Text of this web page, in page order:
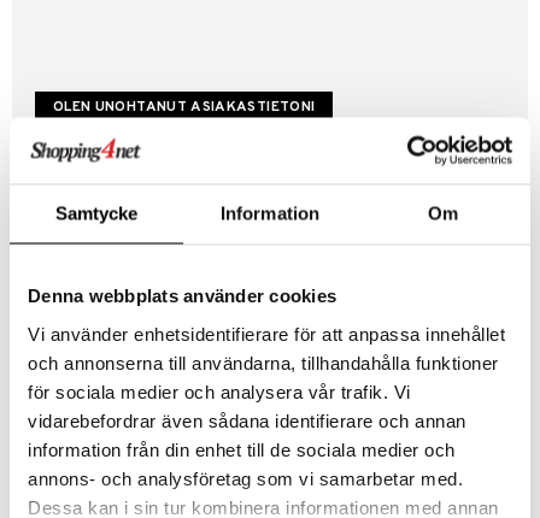
Samtycke Information Om
Denna webbplats använder cookies
Vi använder enhetsidentifierare för att anpassa innehållet
och annonserna till användarna, tillhandahålla funktioner
för sociala medier och analysera vår trafik. Vi
vidarebefordrar även sådana identifierare och annan
information från din enhet till de sociala medier och
annons- och analysföretag som vi samarbetar med.
Dessa kan i sin tur kombinera informationen med annan
Luo uusi asiakas
Hyviä tarjouksia
Kestotilaus
Arvostele tuotteita
Toivelistat
LUO ASIAKAS